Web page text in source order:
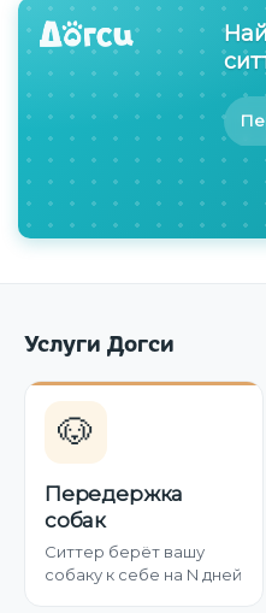
Услуги Догси
🐶
Передержка
собак
Ситтер берёт вашу
собаку к себе на N дней